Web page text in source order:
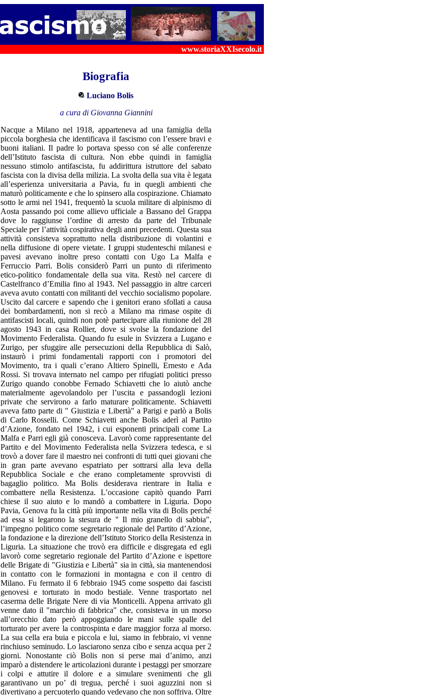
www.storiaXXIsecolo.it
Biografia
Luciano Bolis
a cura di Giovanna Giannini
Nacque a Milano nel 1918, apparteneva ad una famiglia della
piccola borghesia che identificava il fascismo con l’essere bravi e
buoni italiani. Il padre lo portava spesso con sé alle conferenze
dell’Istituto fascista di cultura. Non ebbe quindi in famiglia
nessuno stimolo antifascista, fu addirittura istruttore del sabato
fascista con la divisa della milizia. La svolta della sua vita è legata
all’esperienza universitaria a Pavia, fu in quegli ambienti che
maturò politicamente e che lo spinsero alla cospirazione. Chiamato
sotto le armi nel 1941, frequentò la scuola militare di alpinismo di
Aosta passando poi come allievo ufficiale a Bassano del Grappa
dove lo raggiunse l’ordine di arresto da parte del Tribunale
Speciale per l’attività cospirativa degli anni precedenti. Questa sua
attività consisteva soprattutto nella distribuzione di volantini e
nella diffusione di opere vietate. I gruppi studenteschi milanesi e
pavesi avevano inoltre preso contatti con Ugo La Malfa e
Ferruccio Parri. Bolis considerò Parri un punto di riferimento
etico-politico fondamentale della sua vita. Restò nel carcere di
Castelfranco d’Emilia fino al 1943. Nel passaggio in altre carceri
aveva avuto contatti con militanti del vecchio socialismo popolare.
Uscito dal carcere e sapendo che i genitori erano sfollati a causa
dei bombardamenti, non si recò a Milano ma rimase ospite di
antifascisti locali, quindi non potè partecipare alla riunione del 28
agosto 1943 in casa Rollier, dove si svolse la fondazione del
Movimento Federalista. Quando fu esule in Svizzera a Lugano e
Zurigo, per sfuggire alle persecuzioni della Repubblica di Salò,
instaurò i primi fondamentali rapporti con i promotori del
Movimento, tra i quali c’erano Altiero Spinelli, Ernesto e Ada
Rossi. Si trovava internato nel campo per rifugiati politici presso
Zurigo quando conobbe Fernado Schiavetti che lo aiutò anche
materialmente agevolandolo per l’uscita e passandogli lezioni
private che servirono a farlo maturare politicamente. Schiavetti
aveva fatto parte di " Giustizia e Libertà" a Parigi e parlò a Bolis
di Carlo Rosselli. Come Schiavetti anche Bolis aderì al Partito
d’Azione, fondato nel 1942, i cui esponenti principali come La
Malfa e Parri egli già conosceva. Lavorò come rappresentante del
Partito e del Movimento Federalista nella Svizzera tedesca, e si
trovò a dover fare il maestro nei confronti di tutti quei giovani che
in gran parte avevano espatriato per sottrarsi alla leva della
Repubblica Sociale e che erano completamente sprovvisti di
bagaglio politico. Ma Bolis desiderava rientrare in Italia e
combattere nella Resistenza. L’occasione capitò quando Parri
chiese il suo aiuto e lo mandò a combattere in Liguria. Dopo
Pavia, Genova fu la città più importante nella vita di Bolis perché
ad essa si legarono la stesura de " Il mio granello di sabbia",
l’impegno politico come segretario regionale del Partito d’Azione,
la fondazione e la direzione dell’Istituto Storico della Resistenza in
Liguria. La situazione che trovò era difficile e disgregata ed egli
lavorò come segretario regionale del Partito d’Azione e ispettore
delle Brigate di "Giustizia e Libertà" sia in città, sia mantenendosi
in contatto con le formazioni in montagna e con il centro di
Milano. Fu fermato il 6 febbraio 1945 come sospetto dai fascisti
genovesi e torturato in modo bestiale. Venne trasportato nel
caserma delle Brigate Nere di via Monticelli. Appena arrivato gli
venne dato il "marchio di fabbrica" che, consisteva in un morso
all’orecchio dato però appoggiando le mani sulle spalle del
torturato per avere la controspinta e dare maggior forza al morso.
La sua cella era buia e piccola e lui, siamo in febbraio, vi venne
rinchiuso seminudo. Lo lasciarono senza cibo e senza acqua per 2
giorni. Nonostante ciò Bolis non si perse mai d’animo, anzi
imparò a distendere le articolazioni durante i pestaggi per smorzare
i colpi e attutire il dolore e a simulare svenimenti che gli
garantivano un po’ di tregua, perché i suoi aguzzini non si
divertivano a percuoterlo quando vedevano che non soffriva. Oltre